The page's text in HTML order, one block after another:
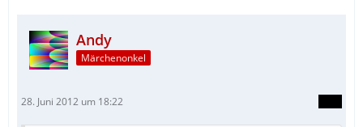
Andy
Märchenonkel
28. Juni 2012 um 18:22